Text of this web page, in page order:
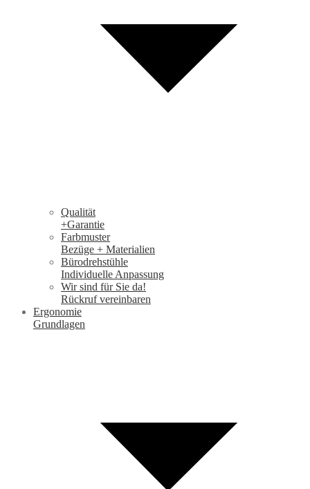
Qualität
+Garantie
Farbmuster
Bezüge + Materialien
Bürodrehstühle
Individuelle Anpassung
Wir sind für Sie da!
Rückruf vereinbaren
Ergonomie
Grundlagen